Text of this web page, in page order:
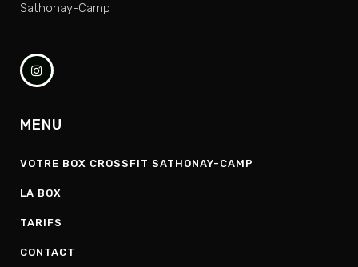
Sathonay-Camp
MENU
VOTRE BOX CROSSFIT SATHONAY-CAMP
LA BOX
TARIFS
CONTACT